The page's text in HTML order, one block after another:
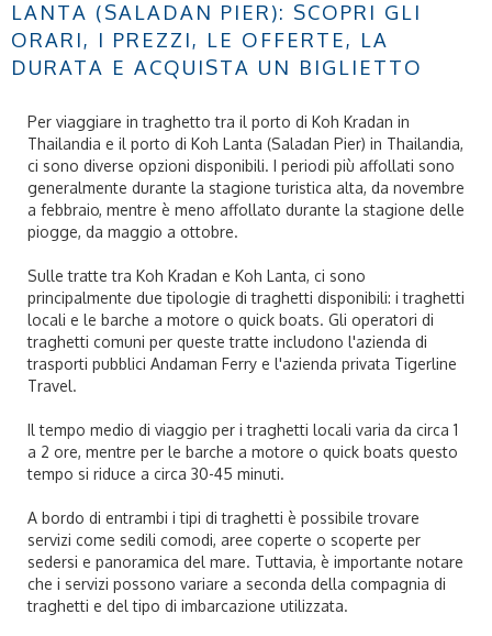
LANTA (SALADAN PIER): SCOPRI GLI
ORARI, I PREZZI, LE OFFERTE, LA
DURATA E ACQUISTA UN BIGLIETTO
Per viaggiare in traghetto tra il porto di Koh Kradan in
Thailandia e il porto di Koh Lanta (Saladan Pier) in Thailandia,
ci sono diverse opzioni disponibili. I periodi più affollati sono
generalmente durante la stagione turistica alta, da novembre
a febbraio, mentre è meno affollato durante la stagione delle
piogge, da maggio a ottobre.
Sulle tratte tra Koh Kradan e Koh Lanta, ci sono
principalmente due tipologie di traghetti disponibili: i traghetti
locali e le barche a motore o quick boats. Gli operatori di
traghetti comuni per queste tratte includono l'azienda di
trasporti pubblici Andaman Ferry e l'azienda privata Tigerline
Travel.
Il tempo medio di viaggio per i traghetti locali varia da circa 1
a 2 ore, mentre per le barche a motore o quick boats questo
tempo si riduce a circa 30-45 minuti.
A bordo di entrambi i tipi di traghetti è possibile trovare
servizi come sedili comodi, aree coperte o scoperte per
sedersi e panoramica del mare. Tuttavia, è importante notare
che i servizi possono variare a seconda della compagnia di
traghetti e del tipo di imbarcazione utilizzata.